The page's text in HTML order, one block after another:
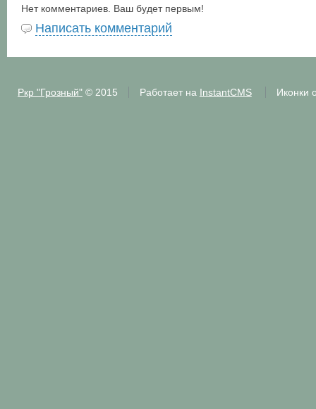
Нет комментариев. Ваш будет первым!
Написать комментарий
Ркр "Грозный"© 2015 Работает на InstantCMS Иконки